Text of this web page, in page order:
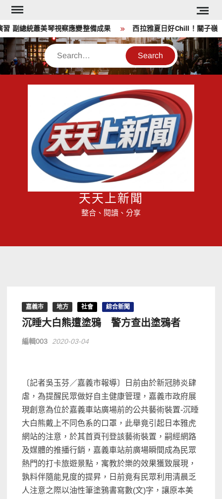
Skip
content
副總統蕭美琴視察應變整備成果 西拉雅夏日好Chill！關子嶺
Search
天天上新聞
整合、閱讀、分享
嘉義市 地方 社會 綜合新聞
沉睡大白熊遭塗鴉 警方查出塗鴉者
編輯003 2020-03-04
〔記者吳玉芬／嘉義市報導〕日前由於新冠肺炎肆
虐，為提醒民眾做好自主健康管理，嘉義市政府展
現創意為位於嘉義車站廣場前的公共藝術裝置-沉睡
大白熊戴上不同色系的口罩，此舉竟引起日本雅虎
網站的注意，於其首頁刊登該藝術裝置，嗣經網路
及媒體的推播行銷，嘉義車站前廣場瞬間成為民眾
熱門的打卡旅遊景點，寓教於樂的效果獲致展現，
孰料伴隨能見度的提昇，日前竟有民眾利用清晨乏
人注意之際以油性筆塗鴉書寫數(文)字，讓原本美